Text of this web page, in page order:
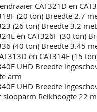
CAT321D en
(20 ton) Breedte 2.7
(26 ton) Breedte 3.2
en CAT326F (30 ton)
(40 ton) Breedte 3.45
en CAT314F (15
UHD Breedte
arm
UHD Breedte
slooparm Reikhoogte 22